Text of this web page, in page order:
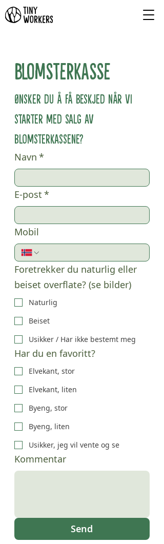
Blomsterkasse
Ønsker du å få beskjed når vi
starter med salg av
blomsterkassene?
Navn *
E-post *
Mobil
Foretrekker du naturlig eller
beiset overflate? (se bilder)
Naturlig
Beiset
Usikker / Har ikke bestemt meg
Har du en favoritt?
Elvekant, stor
Elvekant, liten
Byeng, stor
Byeng, liten
Usikker, jeg vil vente og se
Kommentar
Send